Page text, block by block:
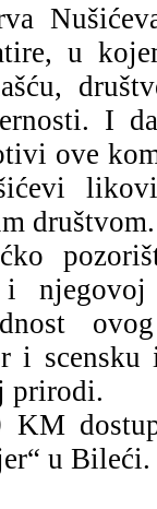
u
I
ove
društvom.
i
prirodi.
u Bileći.